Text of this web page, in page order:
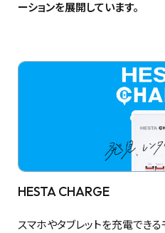
ーションを展開しています。
HESTA CHARGE
スマホやタブレットを充電でき